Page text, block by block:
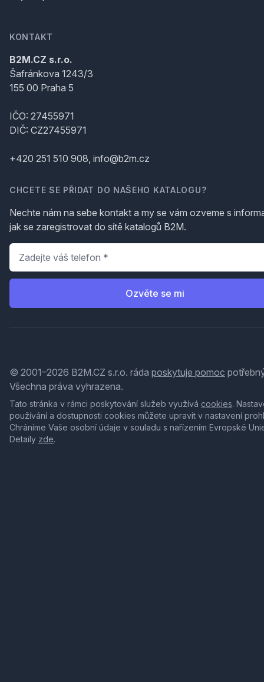
KONTAKT
B2M.CZ s.r.o.
Šafránkova 1243/3
155 00 Praha 5
IČO: 27455971
DIČ: CZ27455971
+420 251 510 908, info@b2m.cz
CHCETE SE PŘIDAT DO NAŠEHO KATALOGU?
Nechte nám na sebe kontakt a my se vám ozveme s
jak se zaregistrovat do sítě katalogů B2M.
Telefon
Ozvěte se mi
© 2001–2026 B2M.CZ s.r.o. ráda poskytuje pomoc
Všechna práva vyhrazena.
Tato stránka v rámci poskytování služeb využívá cookies.
používání a dostupnosti cookies můžete upravit v nastavení
Chráníme Vaše osobní údaje v souladu s nařízením Evropské
Detaily zde.